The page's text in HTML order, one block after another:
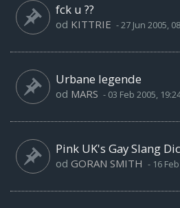
fck u ??
od KITTRIE -27 Jun 2005,
Urbane legende
od MARS - 03 Feb 2005,
Pink UK's Gay Slang
od GORAN SMITH - 16